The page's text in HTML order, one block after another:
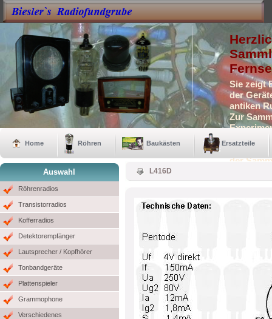
Sie zeigt
der
antiken
Zur
der
Home Röhren Baukästen Ersatzteile
Auswahl
Röhrenradios
Transistorradios
Kofferradios
Detektorempfänger
Lautsprecher / Kopfhörer
Tonbandgeräte
Plattenspieler
Grammophone
Verschiedenes
L416D